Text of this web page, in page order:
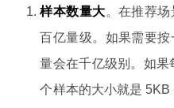
样本数量大。在推荐
百亿量级。如果需要
量会在千亿级别。如
个样本的大小就是